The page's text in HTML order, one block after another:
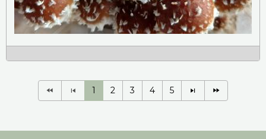
1 2 3 4 5